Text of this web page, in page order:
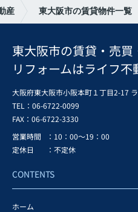
産 東大阪市の賃貸物件一覧
東大阪市の賃貸・売買
リフォームはライフ不
大阪府東大阪市小阪本町１丁目2-17
TEL：06-6722-0099
FAX： 06-6722-3330
営業時間
：10：00～19：00
定休日
：不定休
CONTENTS
ホーム